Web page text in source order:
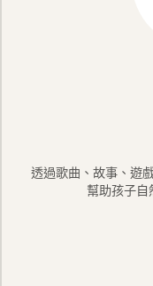
透過歌曲、故事、遊
幫助孩子自